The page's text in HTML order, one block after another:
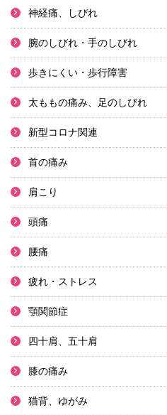
神経痛、しびれ
腕のしびれ・手のしびれ
歩きにくい・歩行障害
太ももの痛み、足のしびれ
新型コロナ関連
首の痛み
肩こり
頭痛
腰痛
疲れ・ストレス
顎関節症
四十肩、五十肩
膝の痛み
猫背、ゆがみ